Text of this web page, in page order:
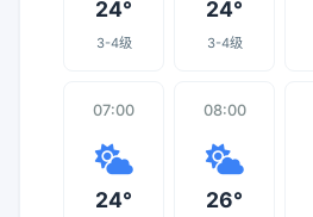
24°
3-4级
24°
3-4级
07:00
24°
08:00
26°